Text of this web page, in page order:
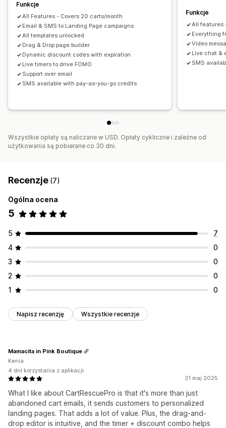
Funkcje
All Features - Covers 20 carts/month
Email & SMS to Landing Page campaigns
All templates unlocked
Drag & Drop page builder
Dynamic discount codes with expiration
Live timers to drive FOMO
Support over email
SMS available with pay-as-you-go credits
Funkcje
All features
Everything
Video
Live chat &
SMS
Wszystkie opłaty są naliczane w USD. Opłaty cykliczne i zależne od
użytkowania są pobierane co 30 dni.
Recenzje (7)
Ogólna ocena
5
5
7
4
0
3
0
2
0
1
0
Napisz recenzję Wszystkie recenzje
31 maj 2025
What I like about CartRescuePro is that it's more than just
abandoned cart emails, it sends customers to personalized
landing pages. That adds a lot of value. Plus, the drag-and-
drop editor is intuitive, and the timer + discount combo helps
Mamacita in Pink Boutique
Kenia
4 dni korzystania z aplikacji